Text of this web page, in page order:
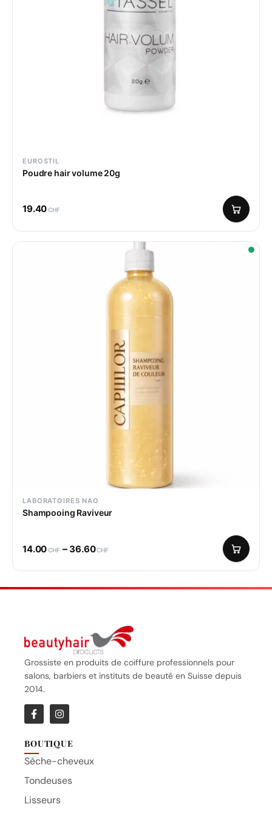
EUROSTIL
Poudre hair volume 20g
19.40CHF
LABORATOIRES NAO
Shampooing Raviveur
14.00CHF – 36.60CHF
Grossiste en produits de coiffure professionnels pour
salons, barbiers et instituts de beauté en Suisse depuis
2014.
BOUTIQUE
Sèche-cheveux
Tondeuses
Lisseurs